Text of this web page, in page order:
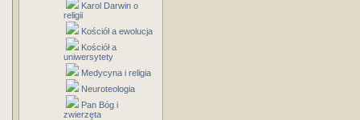
Karol Darwin o
religii
Kościół a ewolucja
Kościół a
uniwersytety
Medycyna i religia
Neuroteologia
Pan Bóg i
zwierzęta